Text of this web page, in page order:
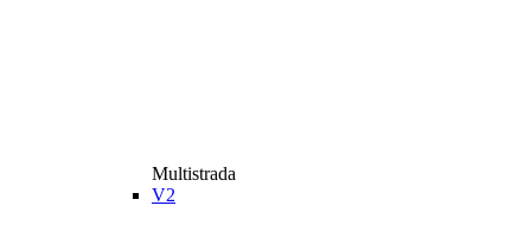
Multistrada
V2